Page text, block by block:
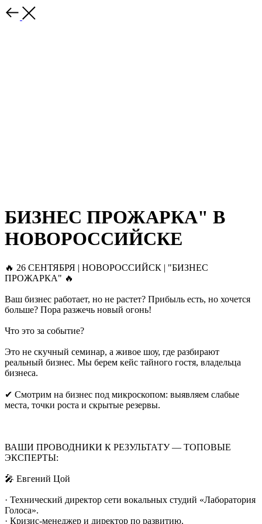
БИЗНЕС ПРОЖАРКА" В
НОВОРОССИЙСКЕ
🔥 26 СЕНТЯБРЯ | НОВОРОССИЙСК | "БИЗНЕС
ПРОЖАРКА" 🔥
Ваш бизнес работает, но не растет? Прибыль есть, но хочется
больше? Пора разжечь новый огонь!
Что это за событие?
Это не скучный семинар, а живое шоу, где разбирают
реальный бизнес. Мы берем кейс тайного гостя, владельца
бизнеса.
✔ Смотрим на бизнес под микроскопом: выявляем слабые
места, точки роста и скрытые резервы.
ВАШИ ПРОВОДНИКИ К РЕЗУЛЬТАТУ — ТОПОВЫЕ
ЭКСПЕРТЫ:
🎤 Евгений Цой
· Технический директор сети вокальных студий «Лаборатория
Голоса».
· Кризис-менеджер и директор по развитию.